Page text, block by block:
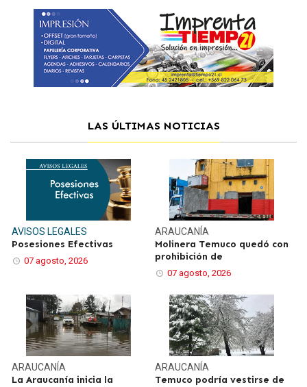
LAS ÚLTIMAS NOTICIAS
AVISOS LEGALES
Posesiones Efectivas
07 agosto, 2026
ARAUCANÍA
Molinera Temuco quedó con
prohibición de
07 agosto, 2026
ARAUCANÍA
La Araucanía inicia la
ARAUCANÍA
Temuco podría vestirse de